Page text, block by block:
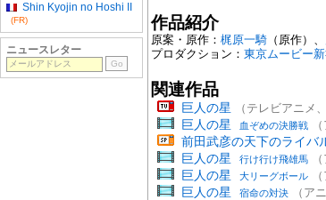
作品紹介
原案・原作： 梶原一騎（原作）、
プロダクション： 東京ムービー
関連作品
巨人の星 （テレビアニメ、
巨人の星 血ぞめの決勝戦
前田武彦の天下のライ
巨人の星 行け行け飛雄馬
巨人の星 大リーグボール
巨人の星 宿命の対決 （ア
Shin Kyojin no Hoshi II
(FR)
ニュースレター